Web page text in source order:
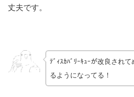
丈夫です。
ﾃﾞｨｽｶﾊﾞﾘｰｷｭｰが改良され
るようになってる！